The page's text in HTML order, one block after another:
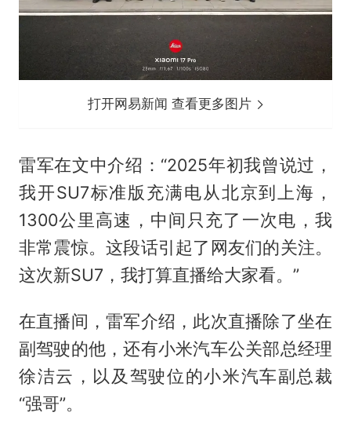
打开网易新闻 查看更多图片
雷军在文中介绍：“2025年初我曾说过，
我开SU7标准版充满电从北京到上海，
1300公里高速，中间只充了一次电，我
非常震惊。这段话引起了网友们的关注。
这次新SU7，我打算直播给大家看。”
在直播间，雷军介绍，此次直播除了坐在
副驾驶的他，还有小米汽车公关部总经理
徐洁云，以及驾驶位的小米汽车副总裁
“强哥”。